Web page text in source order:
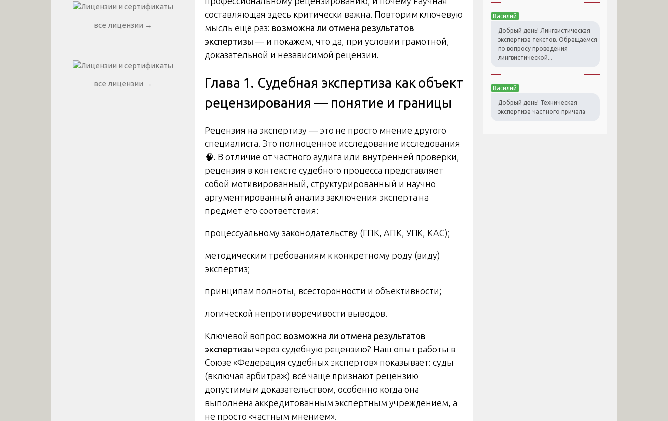
составляющая здесь критически важна. Повторим ключевую
мысль ещё раз: возможна ли отмена результатов
экспертизы — и покажем, что да, при условии грамотной,
доказательной и независимой рецензии.
Глава 1. Судебная экспертиза как объект
рецензирования — понятие и границы
Рецензия на экспертизу — это не просто мнение другого
специалиста. Это полноценное исследование исследования
🧠. В отличие от частного аудита или внутренней проверки,
рецензия в контексте судебного процесса представляет
собой мотивированный, структурированный и научно
аргументированный анализ заключения эксперта на
предмет его соответствия:
процессуальному законодательству (ГПК, АПК, УПК, КАС);
методическим требованиям к конкретному роду (виду)
экспертиз;
принципам полноты, всесторонности и объективности;
логической непротиворечивости выводов.
Ключевой вопрос: возможна ли отмена результатов
экспертизы через судебную рецензию? Наш опыт работы в
Союзе «Федерация судебных экспертов» показывает: суды
(включая арбитраж) всё чаще признают рецензию
допустимым доказательством, особенно когда она
выполнена аккредитованным экспертным учреждением, а
не просто «частным мнением».
все лицензии →
все лицензии →
Василий
Добрый день! Лингвистическая
экспертиза текстов. Обращаемся
по вопросу проведения
лингвистической...
Василий
Добрый день! Техническая
экспертиза частного причала